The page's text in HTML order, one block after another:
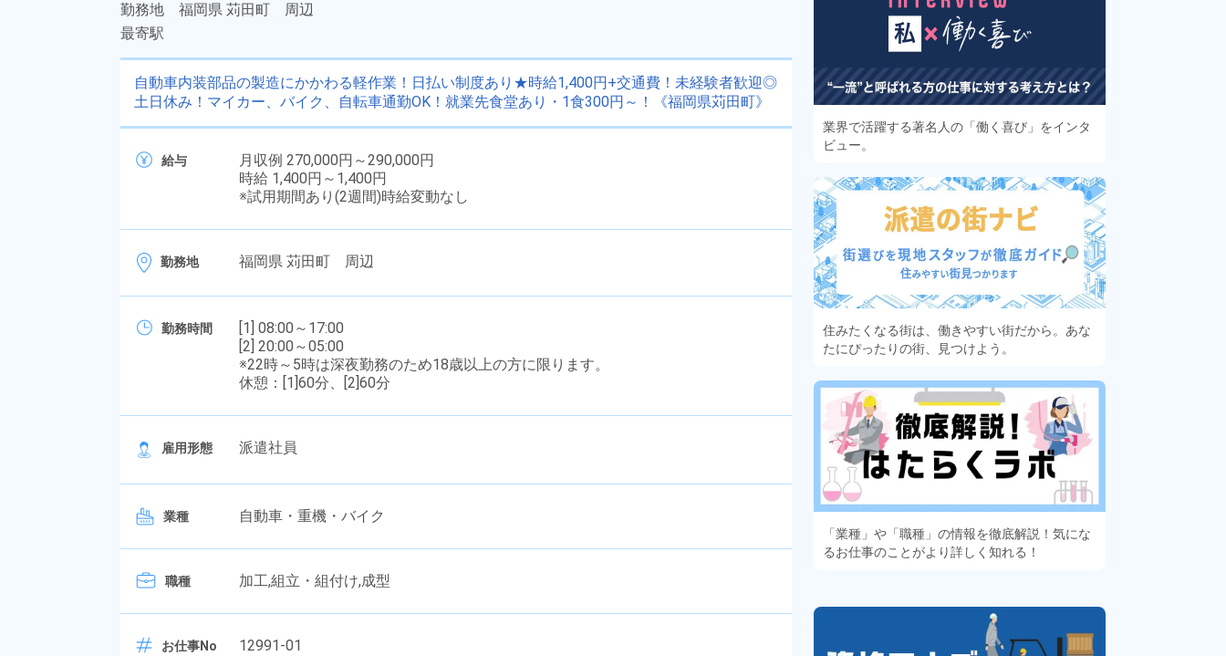
勤務地 福岡県 苅田町 周辺
最寄駅
自動車内装部品の製造にかかわる軽作業！日払い制度あり★時給1,400円+交通費！未経験者歓迎◎
土日休み！マイカー、バイク、自転車通勤OK！就業先食堂あり・1食300円～！《福岡県苅田町》
給与
月収例 270,000円～290,000円
時給 1,400円～1,400円
※試用期間あり(2週間)時給変動なし
勤務地 福岡県 苅田町 周辺
勤務時間
[1] 08:00～17:00
[2] 20:00～05:00
※22時～5時は深夜勤務のため18歳以上の方に限ります。
休憩：[1]60分、[2]60分
雇用形態 派遣社員
業種 自動車・重機・バイク
職種 加工,組立・組付け,成型
お仕事No 12991-01
業界で活躍する著名人の「働く喜び」をインタ
ビュー。
住みたくなる街は、働きやすい街だから。あな
たにぴったりの街、見つけよう。
「業種」や「職種」の情報を徹底解説！気にな
るお仕事のことがより詳しく知れる！